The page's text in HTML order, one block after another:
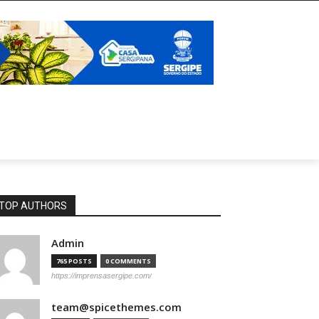
AUTHORS
Admin
765 POSTS 0 COMMENTS
https://imprensasergipe.com/
team@spicethemes.com